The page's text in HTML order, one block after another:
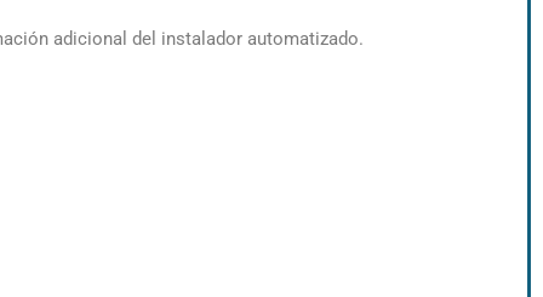
adicional del instalador automatizado.